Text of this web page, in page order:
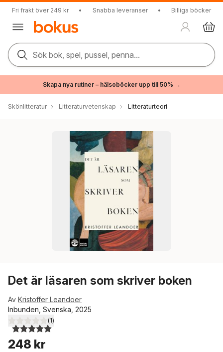
Fri frakt över 249 kr • Snabba leveranser • Billiga böcker
Sök bok, spel, pussel, penna...
Skapa nya rutiner – hälsoböcker upp till 50% →
Skönlitteratur Litteraturvetenskap Litteraturteori
Det är läsaren som skriver boken
Av Kristoffer Leandoer
Inbunden, Svenska, 2025
5,0utav 5 stjärnor. Totalt antal röster:
(1)
248 kr